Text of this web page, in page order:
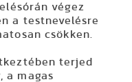
végez
a testnevelésre
csökken.
terjed
a magas